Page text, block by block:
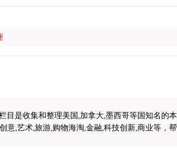
目是收集和整理美国,加拿大,墨西哥等国知名的
意,艺术,旅游,购物海淘,金融,科技创新,商业等，